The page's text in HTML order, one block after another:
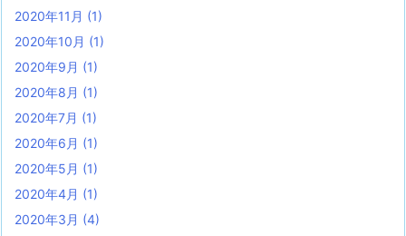
2020年11月 (1)
2020年10月 (1)
2020年9月 (1)
2020年8月 (1)
2020年7月 (1)
2020年6月 (1)
2020年5月 (1)
2020年4月 (1)
2020年3月 (4)